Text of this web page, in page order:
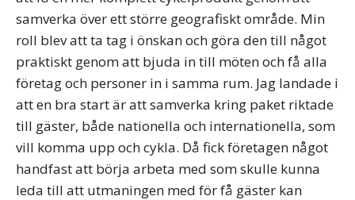
samverka över ett större geografiskt område. Min
roll blev att ta tag i önskan och göra den till något
praktiskt genom att bjuda in till möten och få alla
företag och personer in i samma rum. Jag landade i
att en bra start är att samverka kring paket riktade
till gäster, både nationella och internationella, som
vill komma upp och cykla. Då fick företagen något
handfast att börja arbeta med som skulle kunna
leda till att utmaningen med för få gäster kan